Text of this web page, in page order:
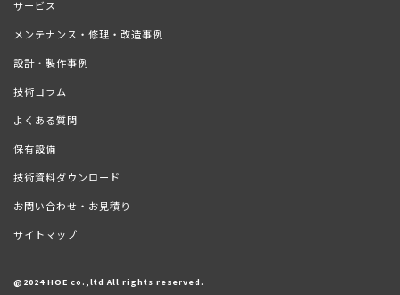
サービス
メンテナンス・修理・改造事例
設計・製作事例
技術コラム
よくある質問
保有設備
技術資料ダウンロード
お問い合わせ・お見積り
サイトマップ
@2024 HOE co.,ltd All rights reserved.